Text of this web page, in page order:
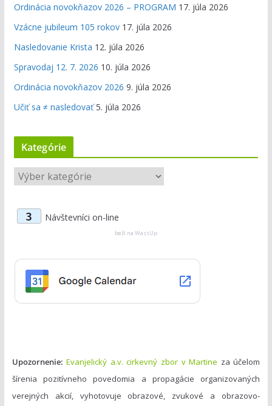
Ordinácia novokňazov 2026 – PROGRAM 17. júla 2026
Vzácne jubileum 105 rokov 17. júla 2026
Nasledovanie Krista 12. júla 2026
Spravodaj 12. 7. 2026 10. júla 2026
Ordinácia novokňazov 2026 9. júla 2026
Učiť sa ≠ nasledovať 5. júla 2026
Kategórie
K
a
r
3 Návštevníci on-line
beží na WassUp
Upozornenie: Evanjelický a.v. cirkevný zbor v Martine za účelom
šírenia pozitívneho povedomia a propagácie organizovaných
verejných akcií, vyhotovuje obrazové, zvukové a obrazovo-